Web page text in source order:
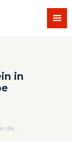
in
die...